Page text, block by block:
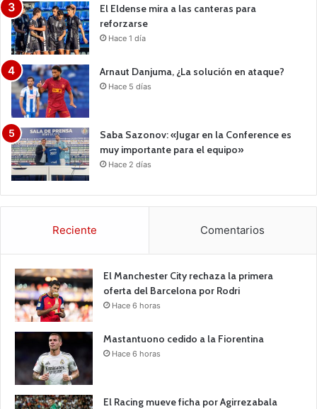
El Eldense mira a las canteras para
reforzarse
Hace 1 día
Arnaut Danjuma, ¿La solución en ataque?
Hace 5 días
Saba Sazonov: «Jugar en la Conference es
muy importante para el equipo»
Hace 2 días
Reciente Comentarios
El Manchester City rechaza la primera
oferta del Barcelona por Rodri
Hace 6 horas
Mastantuono cedido a la Fiorentina
Hace 6 horas
El Racing mueve ficha por Agirrezabala